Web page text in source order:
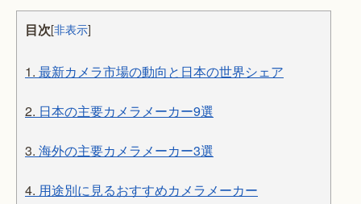
目次[非表示]
1. 最新カメラ市場の動向と日本の世界シェア
2. 日本の主要カメラメーカー9選
3. 海外の主要カメラメーカー3選
4. 用途別に見るおすすめカメラメーカー